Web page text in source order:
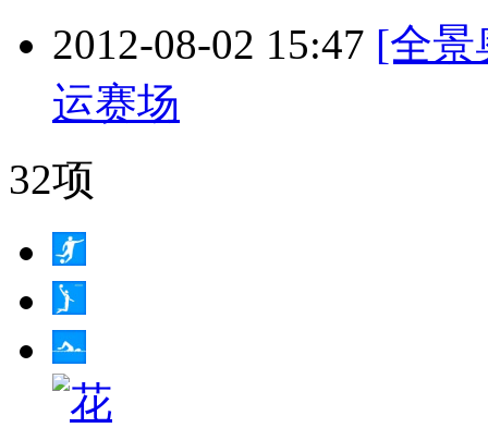
2012-08-02 15:47 [全景
运赛场
32项